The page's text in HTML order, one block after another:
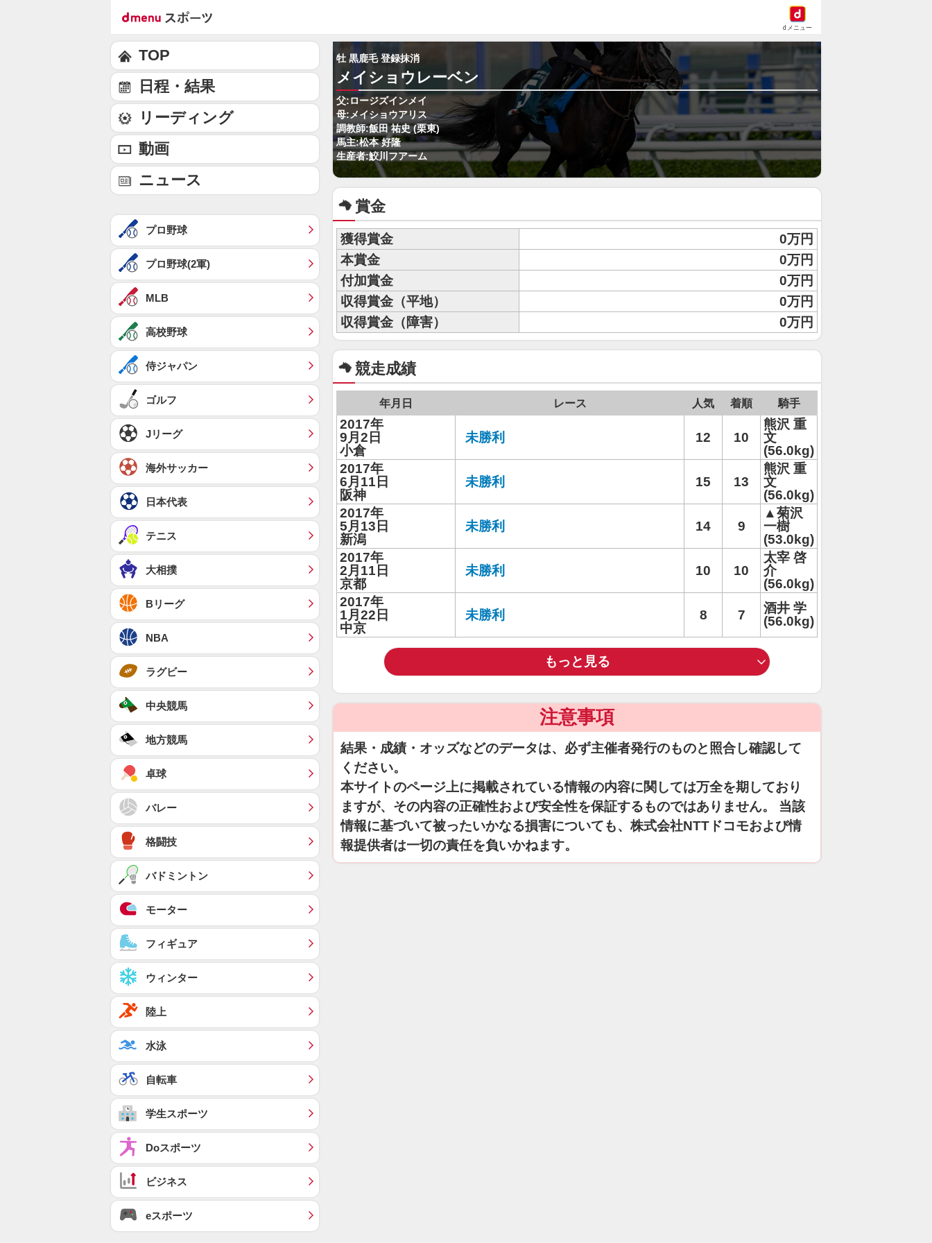
dメニュー
牡 黒鹿毛 登録抹消
メイショウレーベン
父:ロージズインメイ
母:メイショウアリス
調教師:飯田 祐史 (栗東)
馬主:松本 好隆
生産者:鮫川フアーム
賞金
獲得賞金
0万円
本賞金
0万円
付加賞金
0万円
収得賞金（平地）
0万円
収得賞金（障害）
0万円
競走成績
年月日 レース 人気 着順 騎手
2017年
9月2日
小倉
未勝利 12 10
熊沢 重
文
(56.0kg)
2017年
6月11日
阪神
未勝利 15 13
熊沢 重
文
(56.0kg)
2017年
5月13日
新潟
未勝利 14 9
▲菊沢
一樹
(53.0kg)
2017年
2月11日
京都
未勝利 10 10
太宰 啓
介
(56.0kg)
2017年
1月22日
中京
未勝利 8 7
酒井 学
(56.0kg)
もっと見る
注意事項
結果・成績・オッズなどのデータは、必ず主催者発行のものと照合し確認して
ください。
本サイトのページ上に掲載されている情報の内容に関しては万全を期しており
ますが、その内容の正確性および安全性を保証するものではありません。 当該
情報に基づいて被ったいかなる損害についても、株式会社NTTドコモおよび情
報提供者は一切の責任を負いかねます。
TOP
日程・結果
リーディング
動画
ニュース
プロ野球
プロ野球(2軍)
MLB
高校野球
侍ジャパン
ゴルフ
Jリーグ
海外サッカー
日本代表
テニス
大相撲
Bリーグ
NBA
ラグビー
中央競馬
地方競馬
卓球
バレー
格闘技
バドミントン
モーター
フィギュア
ウィンター
陸上
水泳
自転車
学生スポーツ
Doスポーツ
ビジネス
eスポーツ